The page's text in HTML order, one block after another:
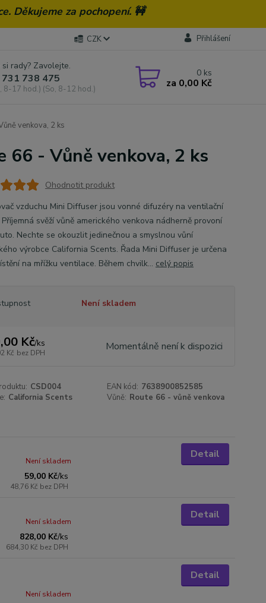
Děkujeme za pochopení. 🚧
CZK Přihlášení
rady? Zavolejte.
738 475
8-17 hod.) (So, 8-12 hod.)
0 ks
za 0,00 Kč
venkova, 2 ks
- Vůně venkova, 2 ks
Ohodnotit produkt
vzduchu Mini Diffuser jsou vonné difuzéry na ventilační
Příjemná svěží vůně amerického venkova nádherně provoní
Nechte se okouzlit jedinečnou a smyslnou vůní
výrobce California Scents. Řada Mini Diffuser je určena
na mřížku ventilace. Během chvilk... celý popis
Není skladem
Kč/ks
Kč bez DPH Momentálně není k dispozici
CSD004 EAN kód: 7638900852585
California Scents Vůně: Route 66 - vůně venkova
59,00 Kč/ks
48,76 Kč bez DPH
Není skladem
Detail
828,00 Kč/ks
684,30 Kč bez DPH
Není skladem
Detail
Není skladem
Detail